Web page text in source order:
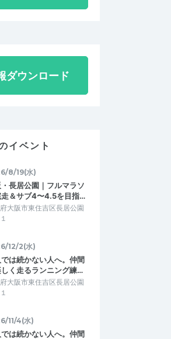
ダウンロード
イベント
8/19(水)
長居公園｜フルマラソ
走＆サブ4〜4.5を目指…
大阪市東住吉区長居公園
12/2(水)
は続かない人へ。仲間
しく走るランニング練…
大阪市東住吉区長居公園
11/4(水)
は続かない人へ。仲間